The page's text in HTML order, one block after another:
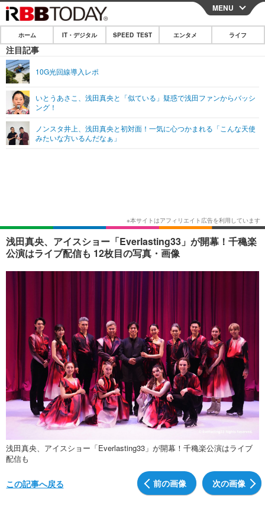
CLOSE
ホーム
IT・デジタル
ショッピング その他
SPEED TEST
エンタメ
エンタメTOP
ショッピング その他
ライフ
MENU
ホーム IT・デジタル SPEED TEST エンタメ ライフ
注目記事
10G光回線導入レポ
いとうあさこ、浅田真央と「似ている」疑惑で浅田ファンからバッシ
ング！
ノンスタ井上、浅田真央と初対面！一気に心つかまれる「こんな天使
みたいな方いるんだなぁ」
浅田真央、アイスショー「Everlasting33」が開幕！千穐楽
公演はライブ配信も 12枚目の写真・画像
浅田真央、アイスショー「Everlasting33」が開幕！千穐楽公演はライブ
配信も
前の画像 次の画像
この記事へ戻る